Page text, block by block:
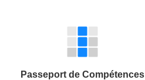
Passeport de Compétences